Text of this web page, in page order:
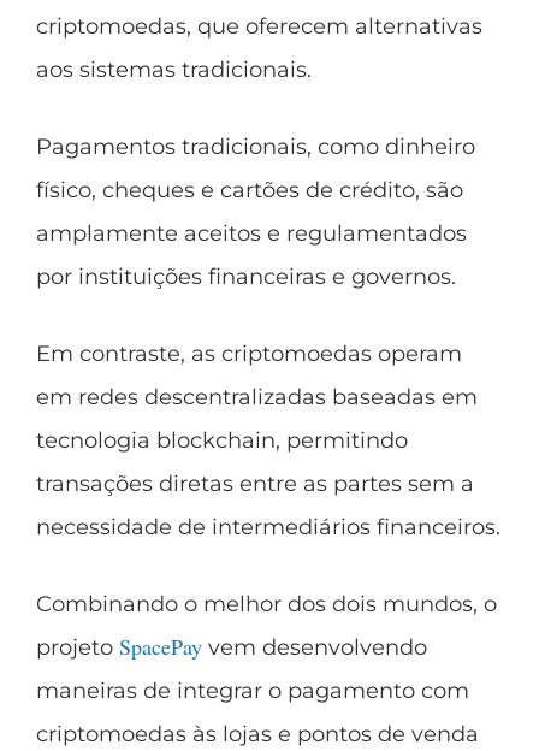
criptomoedas, que oferecem alternativas
aos sistemas tradicionais.
Pagamentos tradicionais, como dinheiro
físico, cheques e cartões de crédito, são
amplamente aceitos e regulamentados
por instituições financeiras e governos.
Em contraste, as criptomoedas operam
em redes descentralizadas baseadas em
tecnologia blockchain, permitindo
transações diretas entre as partes sem a
necessidade de intermediários financeiros.
Combinando o melhor dos dois mundos, o
projeto SpacePay vem desenvolvendo
maneiras de integrar o pagamento com
criptomoedas às lojas e pontos de venda